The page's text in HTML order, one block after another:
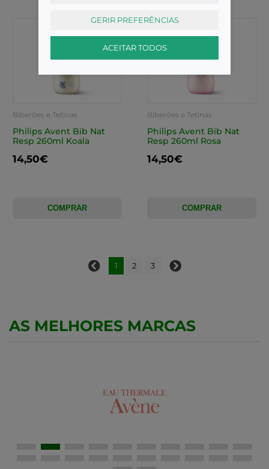
Biberões e Tetinas
Philips Avent Bib Nat
Resp 260ml Koala
14,50€
COMPRAR
Biberões e Tetinas
Philips Avent Bib Nat
Resp 260ml Rosa
14,50€
COMPRAR
1 2 3
AS MELHORES MARCAS
GERIR PREFERÊNCIAS
ACEITAR TODOS